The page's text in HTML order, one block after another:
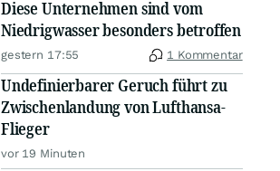
Diese Unternehmen sind vom
Niedrigwasser besonders betroffen
gestern 17:55 1 Kommentar
Undefinierbarer Geruch führt zu
Zwischenlandung von Lufthansa-
Flieger
vor 19 Minuten